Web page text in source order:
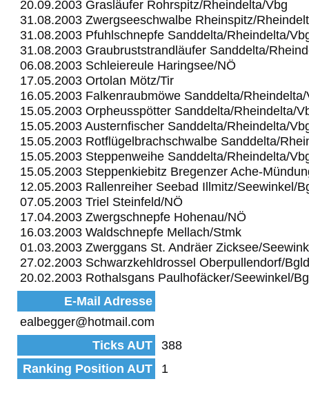
20.09.2003 Grasläufer Rohrspitz/Rheindelta/Vbg
31.08.2003 Zwergseeschwalbe Rheinspitz/
31.08.2003 Pfuhlschnepfe Sanddelta/Rheindelta/
31.08.2003 Graubruststrandläufer Sanddelta/
06.08.2003 Schleiereule Haringsee/NÖ
17.05.2003 Ortolan Mötz/Tir
16.05.2003 Falkenraubmöwe Sanddelta/Rheindelta/
15.05.2003 Orpheusspötter Sanddelta/Rheindelta/
15.05.2003 Austernfischer Sanddelta/Rheindelta/
15.05.2003 Rotflügelbrachschwalbe Sanddelta/
15.05.2003 Steppenweihe Sanddelta/Rheindelta/
15.05.2003 Steppenkiebitz Bregenzer Ache-
12.05.2003 Rallenreiher Seebad Illmitz/Seewinkel/
07.05.2003 Triel Steinfeld/NÖ
17.04.2003 Zwergschnepfe Hohenau/NÖ
16.03.2003 Waldschnepfe Mellach/Stmk
01.03.2003 Zwerggans St. Andräer Zicksee/
27.02.2003 Schwarzkehldrossel Oberpullendorf/Bgld
20.02.2003 Rothalsgans Paulhofäcker/Seewinkel/
E-Mail Adresse
ealbegger@hotmail.com
Ticks AUT
388
Ranking Position AUT
1